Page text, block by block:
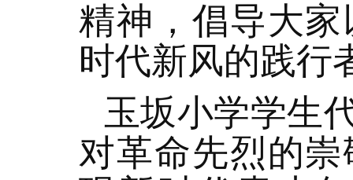
精神，倡导大
时代新风的践行
玉坂小学学生
对革命先烈的